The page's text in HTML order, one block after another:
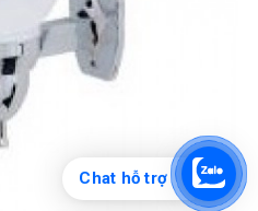
Chat hỗ trợ